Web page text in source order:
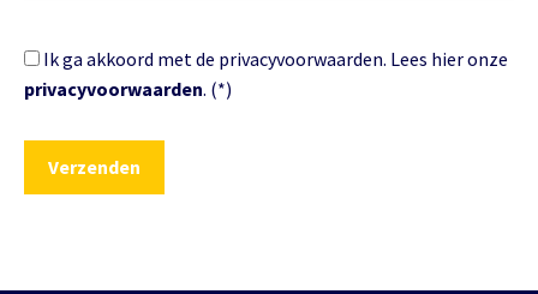
Ik ga akkoord met de privacyvoorwaarden. Lees hier onze
privacyvoorwaarden. (*)